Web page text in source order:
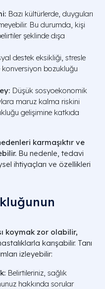
Bazı kültürlerde, duyguları
Bu durumda, kişi
şeklinde dışa
destek eksikliği, stresle
konversiyon bozukluğu
Düşük sosyoekonomik
maruz kalma riskini
gelişimine katkıda
karmaşıktır ve
Bu nedenle, tedavi
ihtiyaçları ve özellikleri
koymak zor olabilir,
karışabilir. Tanı
izleyebilir:
Belirtileriniz, sağlık
hakkında sorular